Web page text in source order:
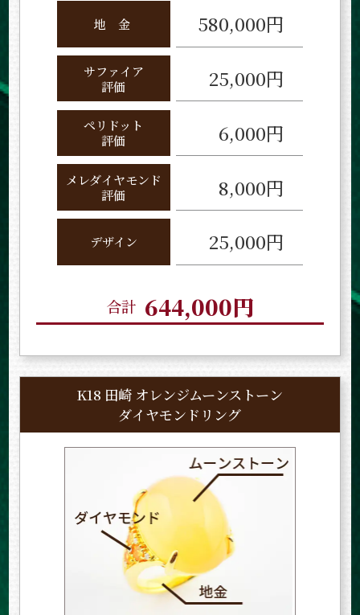
地金 580,000円
サファイア
評価
25,000円
ペリドット
評価
6,000円
メレダイヤモンド
評価
8,000円
デザイン 25,000円
合計 644,000円
K18 田崎 オレンジムーンストーン
ダイヤモンドリング